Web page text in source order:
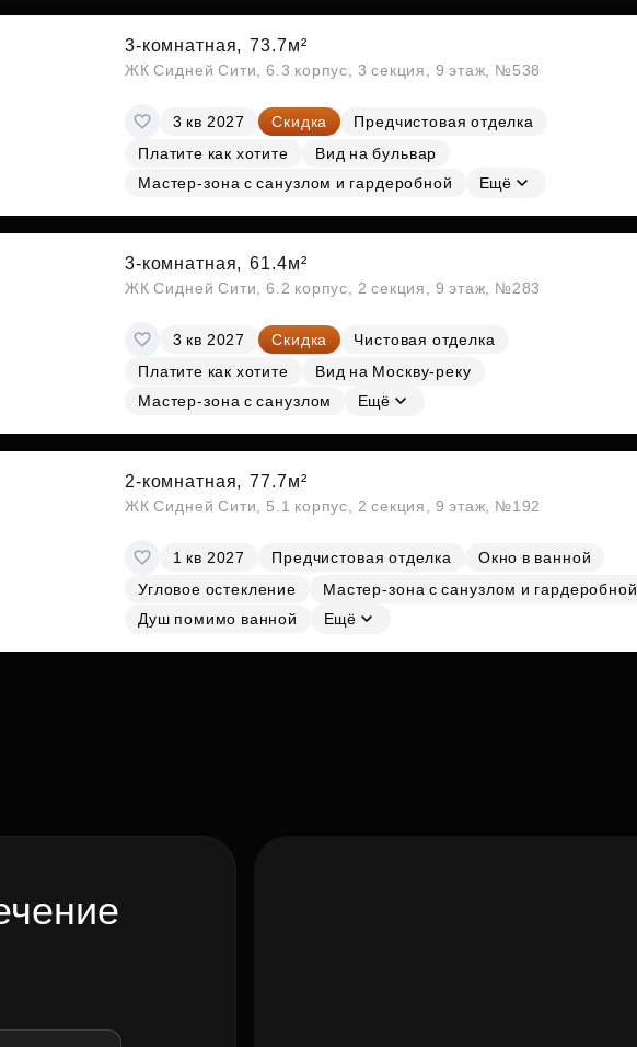
3-комнатная, 73.7м²
ЖК Сидней Сити, 6.3 корпус, 3 секция, 9 этаж, №538
3 кв 2027 Скидка
Предчистовая отделка
Платите как хотите
Вид на бульвар
Мастер-зона с санузлом и гардеробной
Ещё
3-комнатная, 61.4м²
ЖК Сидней Сити, 6.2 корпус, 2 секция, 9 этаж, №283
3 кв 2027 Скидка
Чистовая отделка
Платите как хотите
Вид на Москву-реку
Мастер-зона с санузлом
Ещё
2-комнатная, 77.7м²
ЖК Сидней Сити, 5.1 корпус, 2 секция, 9 этаж, №192
1 кв 2027 Предчистовая отделка
Окно в ванной
Угловое остекление
Мастер-зона с санузлом и гардеробной
Душ помимо ванной
Ещё